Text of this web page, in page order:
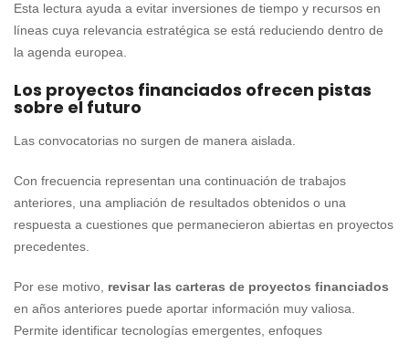
Esta lectura ayuda a evitar inversiones de tiempo y recursos en
líneas cuya relevancia estratégica se está reduciendo dentro de
la agenda europea.
Los proyectos financiados ofrecen pistas
sobre el futuro
Las convocatorias no surgen de manera aislada.
Con frecuencia representan una continuación de trabajos
anteriores, una ampliación de resultados obtenidos o una
respuesta a cuestiones que permanecieron abiertas en proyectos
precedentes.
Por ese motivo, revisar las carteras de proyectos financiados
en años anteriores puede aportar información muy valiosa.
Permite identificar tecnologías emergentes, enfoques